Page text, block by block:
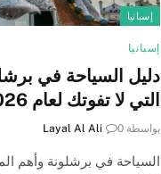
إسبانيا
إسبانيا
دليل السياحة في
التي لا تفوتك لعام 2026
بواسطة Layal Al Ali 0
السياحة في برشلونة وأهم